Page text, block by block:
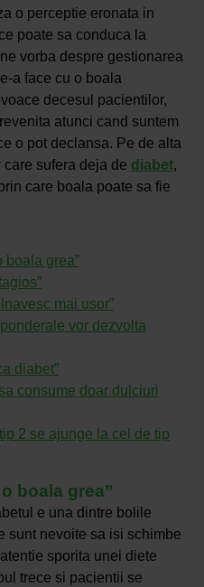
o perceptie eronata in
poate sa conduca la
vorba despre gestionarea
a face cu o boala
decesul pacientilor,
atunci cand suntem
o pot declansa. Pe de alta
sufera deja de diabet,
care boala poate sa fie
boala grea”
mai usor”
vor dezvolta
diabet”
consume doar dulciuri
2 se ajunge la cel de tip
boala grea”
e una dintre bolile
sunt nevoite sa isi schimbe
sporita unei diete
trece si pacientii se